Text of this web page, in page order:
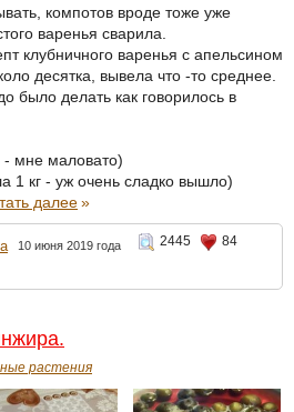
компотов вроде тоже уже
варенья сварила.
клубничного варенья с апельсином
десятка, вывела что -то среднее.
было делать как говорилось в
- мне маловато)
1 кг - уж очень сладко вышло)
далее»
10 июня 2019 года 2445
84
растения